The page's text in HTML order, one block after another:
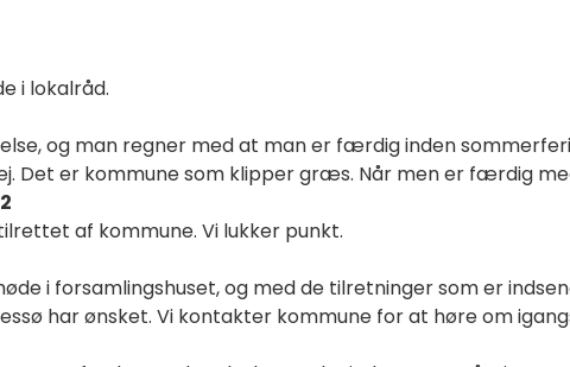
i lokalråd.
og man regner med at man er færdig inden
Det er kommune som klipper græs. Når men er færdig
af kommune. Vi lukker punkt.
i forsamlingshuset, og med de tilretninger som er
har ønsket. Vi kontakter kommune for at høre om